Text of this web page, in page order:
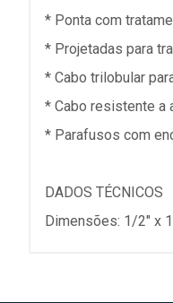
* Ponta com
* Projetadas para
* Cabo trilobular
* Cabo resistente a
* Parafusos com
DADOS TÉCNICOS
Dimensões: 1/2" x